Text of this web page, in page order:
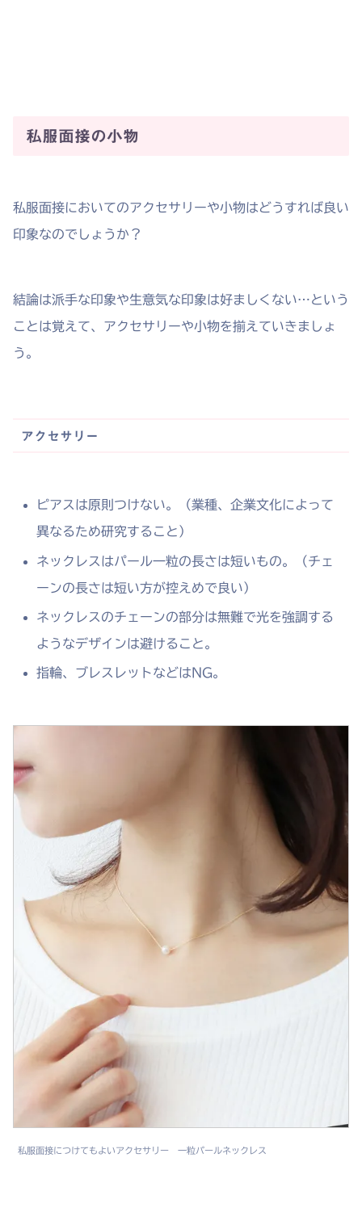
私服面接の小物
私服面接においてのアクセサリーや小物はどうすれば良い
印象なのでしょうか？
結論は派手な印象や生意気な印象は好ましくない…という
ことは覚えて、アクセサリーや小物を揃えていきましょ
う。
アクセサリー
ピアスは原則つけない。（業種、企業文化によって
異なるため研究すること）
ネックレスはパール一粒の長さは短いもの。（チェ
ーンの長さは短い方が控えめで良い）
ネックレスのチェーンの部分は無難で光を強調する
ようなデザインは避けること。
指輪、ブレスレットなどはNG。
私服面接につけてもよいアクセサリー 一粒パールネックレス